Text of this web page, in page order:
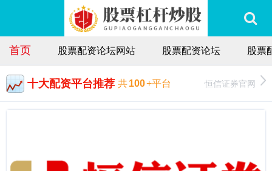
首页 股票配资论坛网站 股票配资论坛 股票
十大配资平台推荐 共100+平台 恒信证券官网